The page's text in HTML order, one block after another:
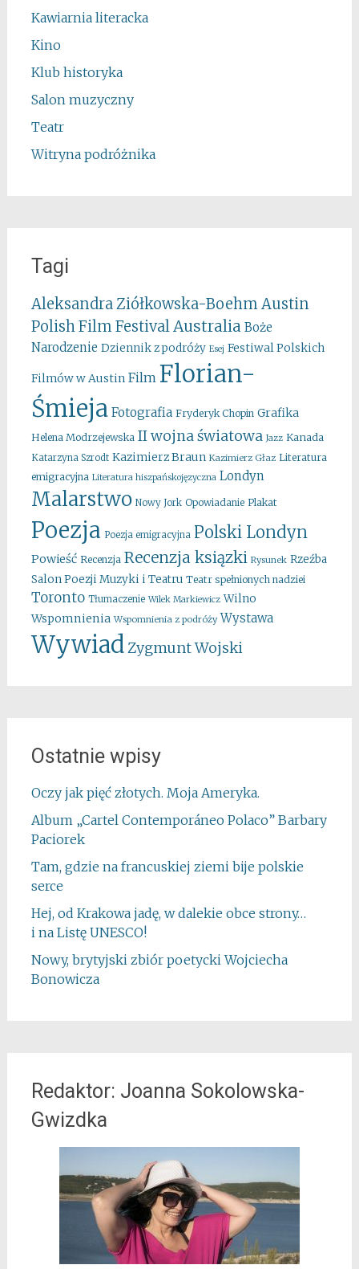
Kawiarnia literacka
Kino
Klub historyka
Salon muzyczny
Teatr
Witryna podróżnika
Tagi
Aleksandra Ziółkowska-Boehm Austin
Polish Film FestivalAustralia Boże
Narodzenie Dziennik z podróży Esej Festiwal Polskich
Filmów w Austin Film Florian-
Śmieja Fotografia Fryderyk Chopin Grafika
Helena Modrzejewska II wojna światowa Jazz Kanada
Katarzyna Szrodt Kazimierz Braun Kazimierz Głaz Literatura
emigracyjna Literatura hiszpańskojęzyczna Londyn
Malarstwo Nowy Jork Opowiadanie Plakat
Poezja Poezja emigracyjna Polski Londyn
Powieść Recenzja Recenzja ksiązki Rysunek Rzeźba
Salon Poezji Muzyki i Teatru Teatr spełnionych nadziei
Toronto Tłumaczenie Wilek Markiewicz Wilno
Wspomnienia Wspomnienia z podróży Wystawa
WywiadZygmunt Wojski
Ostatnie wpisy
Oczy jak pięć złotych. Moja Ameryka.
Album „Cartel Contemporáneo Polaco” Barbary
Paciorek
Tam, gdzie na francuskiej ziemi bije polskie
serce
Hej, od Krakowa jadę, w dalekie obce strony…
i na Listę UNESCO!
Nowy, brytyjski zbiór poetycki Wojciecha
Bonowicza
Redaktor: Joanna Sokolowska-
Gwizdka